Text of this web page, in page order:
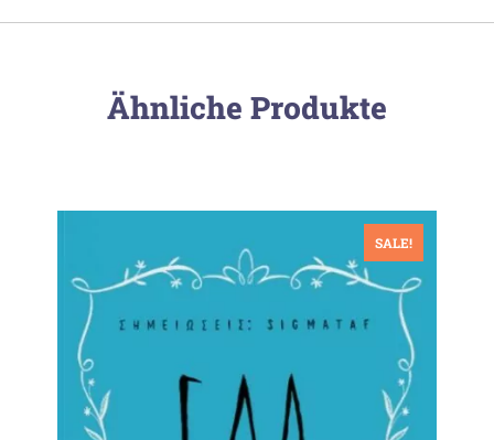
Ähnliche Produkte
SALE!